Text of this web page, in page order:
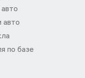
авто
по базе